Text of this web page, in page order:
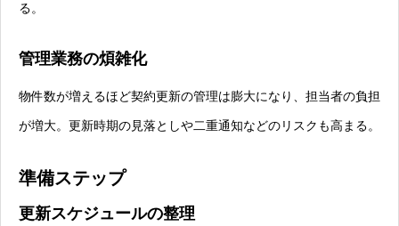
る。
管理業務の煩雑化
物件数が増えるほど契約更新の管理は膨大になり、担当者の負担
が増大。更新時期の見落としや二重通知などのリスクも高まる。
準備ステップ
更新スケジュールの整理